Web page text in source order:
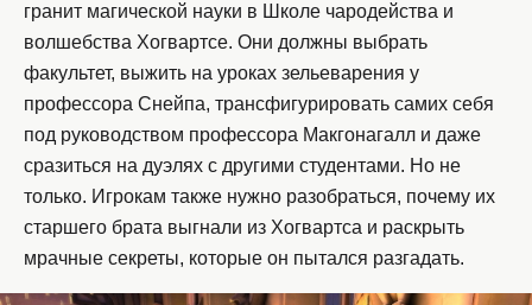
гранит магической науки в Школе чародейства и
волшебства Хогвартсе. Они должны выбрать
факультет, выжить на уроках зельеварения у
профессора Снейпа, трансфигурировать самих себя
под руководством профессора Макгонагалл и даже
сразиться на дуэлях с другими студентами. Но не
только. Игрокам также нужно разобраться, почему их
старшего брата выгнали из Хогвартса и раскрыть
мрачные секреты, которые он пытался разгадать.